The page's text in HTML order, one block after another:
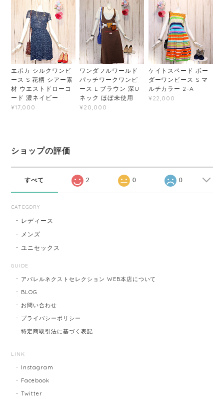
エポカ シルクワンピ
ース S 花柄 シアー素
材 ウエストドローコ
ード 濃ネイビー
¥17,000
ワンダフルワールド
パッチワークワンピ
ース L ブラウン 深U
ネック ほぼ未使用
¥20,000
ケイトスペード ボー
ダーワンピース S マ
ルチカラー 2-A
¥22,000
ショップの評価
すべて 2 0 0
CATEGORY
レディース
メンズ
ユニセックス
GUIDE
アパレルネクストセレクション WEB本店について
BLOG
お問い合わせ
プライバシーポリシー
特定商取引法に基づく表記
LINK
Instagram
Facebook
Twitter